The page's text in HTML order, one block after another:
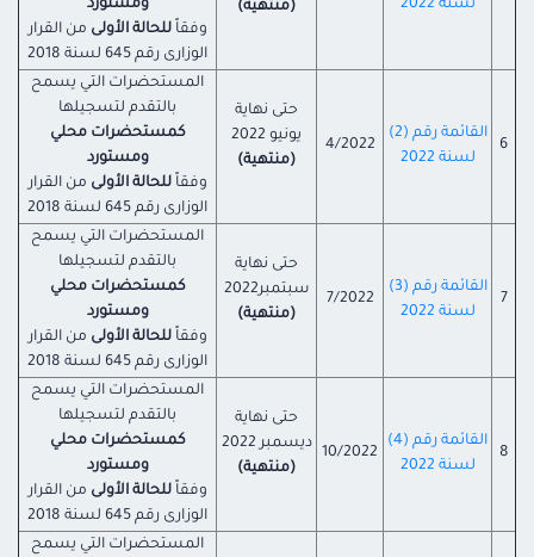
لسنة 2022
(منتهية)
ومستورد
وفقاًللحالة الأولى من القرار
الوزارى رقم 645 لسنة 2018
6
القائمة رقم (2)
لسنة 2022
4/2022
حتى نهاية
يونيو 2022
(منتهية)
المستحضرات التي يسمح
بالتقدم لتسجيلها
كمستحضرات محلي
ومستورد
وفقاًللحالة الأولى من القرار
الوزارى رقم 645 لسنة 2018
7
القائمة رقم (3)
لسنة 2022
7/2022
حتى نهاية
سبتمبر2022
(منتهية)
المستحضرات التي يسمح
بالتقدم لتسجيلها
كمستحضرات محلي
ومستورد
وفقاًللحالة الأولى من القرار
الوزارى رقم 645 لسنة 2018
8
القائمة رقم (4)
لسنة 2022
10/2022
حتى نهاية
ديسمبر 2022
(منتهية)
المستحضرات التي يسمح
بالتقدم لتسجيلها
كمستحضرات محلي
ومستورد
وفقاًللحالة الأولى من القرار
الوزارى رقم 645 لسنة 2018
المستحضرات التي يسمح